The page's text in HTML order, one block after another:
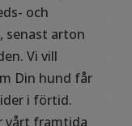
och
senast arton
Vi vill
Din hund får
i förtid.
vårt framtida